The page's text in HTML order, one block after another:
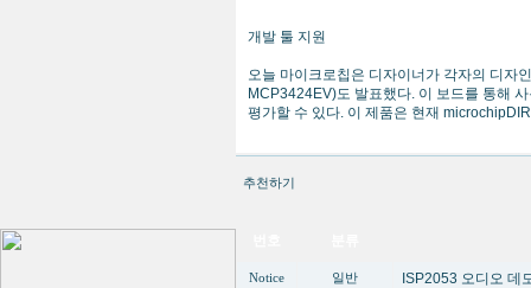
개발 툴 지원
오늘 마이크로칩은 디자이너가 각자의 디자
MCP3424EV)도 발표했다. 이 보드를 통해
평가할 수 있다. 이 제품은 현재
추천하기
Notice 일반 ISP2053 오디오 데